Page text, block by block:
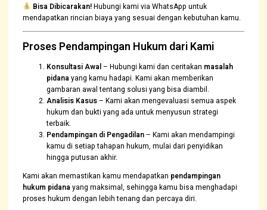
Bisa Dibicarakan!Hubungi kami via WhatsApp untuk
mendapatkan rincian biaya yang sesuai dengan kebutuhan kamu.
Proses Pendampingan Hukum dari Kami
Konsultasi Awal– Hubungi kami dan ceritakan masalah
pidanayang kamu hadapi. Kami akan memberikan
gambaran awal tentang solusi yang bisa diambil.
Analisis Kasus– Kami akan mengevaluasi semua aspek
hukum dan bukti yang ada untuk menyusun strategi
terbaik.
Pendampingan di Pengadilan– Kami akan mendampingi
kamu di setiap tahapan hukum, mulai dari penyidikan
hingga putusan akhir.
Kami akan memastikan kamu mendapatkan pendampingan
hukum pidanayang maksimal, sehingga kamu bisa menghadapi
proses hukum dengan lebih tenang dan percaya diri.